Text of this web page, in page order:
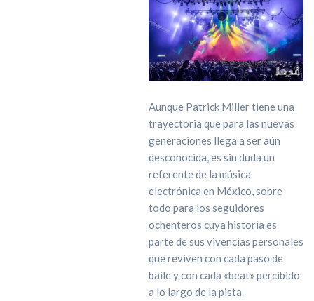
Aunque Patrick Miller tiene una
trayectoria que para las nuevas
generaciones llega a ser aún
desconocida, es sin duda un
referente de la música
electrónica en México, sobre
todo para los seguidores
ochenteros cuya historia es
parte de sus vivencias personales
que reviven con cada paso de
baile y con cada «beat» percibido
a lo largo de la pista.